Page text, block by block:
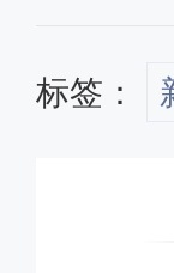
标签：